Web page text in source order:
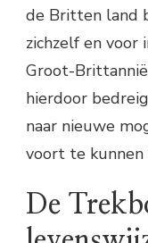
de Britten land
zichzelf en
Groot-
hierdoor
naar nieuwe
voort te kunnen
De